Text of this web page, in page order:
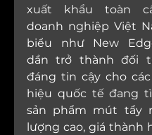
xuất khẩu toàn
doanh nghiệp Việt
biểu như New
dần trở thành đối
đáng tin cậy cho
hiệu quốc tế đang
sản phẩm mút tẩy
lượng cao, giá thành